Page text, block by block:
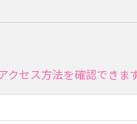
クセス方法を確認できま